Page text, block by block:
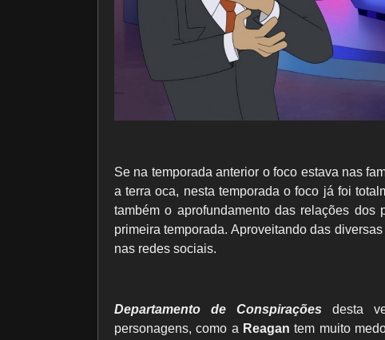
Se na temporada anterior o foco estava nas
a terra oca, nesta temporada o foco já foi
também o aprofundamento das relações
primeira temporada. Aproveitando das
nas redes sociais.
Departamento de Conspirações desta
personagens, como a Reagan tem muito